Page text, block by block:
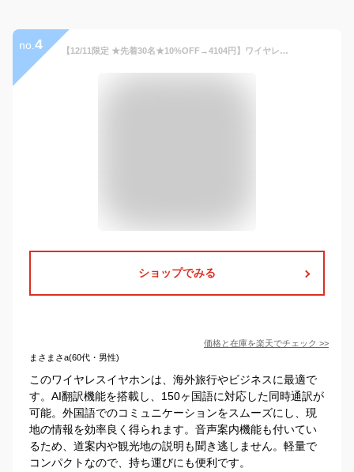
no. 4 【12/11限定 ★先着30名★10%OFF→4104円】ワイヤレスイヤホン AI翻訳機能付 翻訳 翻訳機 翻訳イヤホン イヤホン型 翻訳機 150ヶ国語対応 同時通訳 ワイヤレス 海外旅行 観光 外国 ビジネス 音声案内 英語 中国語 日本語 フランス語 韓国語
ショップでみる
価格と在庫を楽天でチェック >>
まさまさa(60代・男性)
このワイヤレスイヤホンは、海外旅行やビジネスに最適で
す。AI翻訳機能を搭載し、150ヶ国語に対応した同時通訳が
可能。外国語でのコミュニケーションをスムーズにし、現
地の情報を効率良く得られます。音声案内機能も付いてい
るため、道案内や観光地の説明も聞き逃しません。軽量で
コンパクトなので、持ち運びにも便利です。